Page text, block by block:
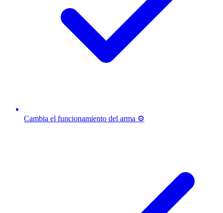
Cambia el funcionamiento del arma ⚙️